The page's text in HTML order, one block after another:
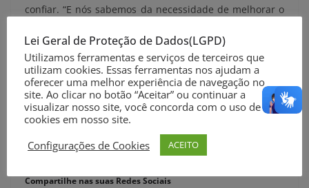
confiar. “E nós sabemos da necessidade de melhorar o
sentindo de garantir excelência no atendimento para
os clientes e população atendida pelos programas
sociais. Esse será nosso objetivo nesses próximos
anos”.
Agência Brasil
Foto: Marcelo Camargo/Agência Brasil
Compartilhe nas suas Redes Sociais
Lei Geral de Proteção de Dados(LGPD)
Utilizamos ferramentas e serviços de terceiros que
utilizam cookies. Essas ferramentas nos ajudam a
oferecer uma melhor experiência de navegação no
site. Ao clicar no botão “Aceitar” ou continuar a
visualizar nosso site, você concorda com o uso de
cookies em nosso site.
Configurações de Cookies
ACEITO